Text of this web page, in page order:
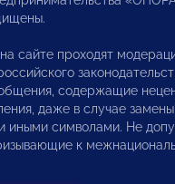
сайте проходят
содержащие
даже в случае замены
иными символами. Не
к